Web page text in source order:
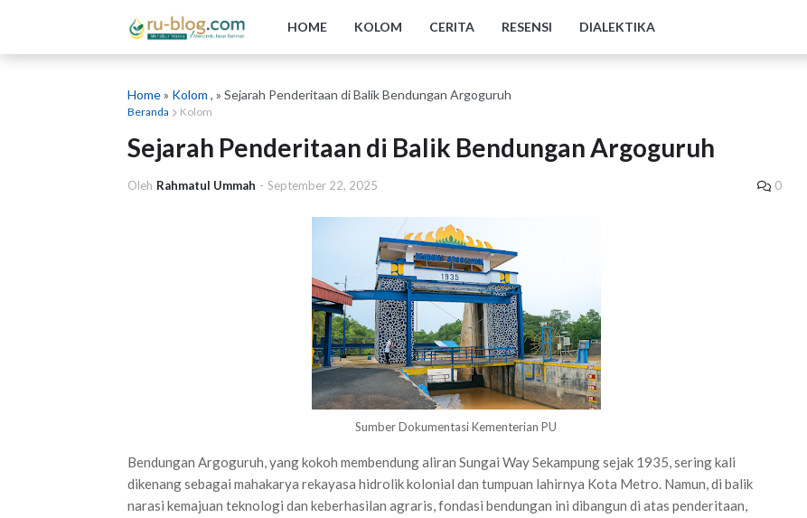
HOME KOLOM CERITA RESENSI DIALEKTIKA
Home» Kolom , » Sejarah Penderitaan di Balik Bendungan Argoguruh
Beranda Kolom
Sejarah Penderitaan di Balik Bendungan Argoguruh
Oleh Rahmatul Ummah - September 22, 2025 0
Sumber Dokumentasi Kementerian PU
Bendungan Argoguruh, yang kokoh membendung aliran Sungai Way Sekampung sejak 1935, sering kali
dikenang sebagai mahakarya rekayasa hidrolik kolonial dan tumpuan lahirnya Kota Metro. Namun, di balik
narasi kemajuan teknologi dan keberhasilan agraris, fondasi bendungan ini dibangun di atas penderitaan,